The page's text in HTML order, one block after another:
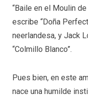
“Baile en el Moulin
escribe “Doña
neerlandesa, y Jack
“Colmillo Blanco”.
Pues bien, en este
nace una humilde